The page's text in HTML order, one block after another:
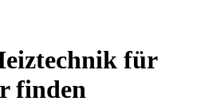
für
finden